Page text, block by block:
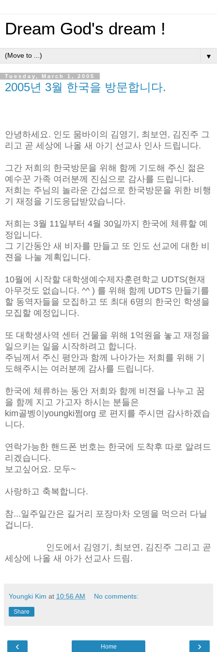
Dream God's dream !
▼
Tuesday, March 1, 2005
2005년 3월 한국을 방문합니다.
안녕하세요. 인도 뭄바이의 김영기, 최보연, 김진주 그
리고 곧 세상에 나올 새 아기 선교사 인사 드립니다.
그간 저희의 한국방문을 위해 함께 기도해 주신 젊은
예수꾼 가족 여러분께 진심으로 감사를 드립니다.
저희는 주님의 놀라운 간섭으로 한국방문을 위한 비행
기 재정을 기도응답받았습니다.
저희는 3월 11일부터 4월 30일까지 한국에 체류할 예
정입니다.
그 기간동안 새 비자를 만들고 또 인도 선교에 대한 비
젼을 나눌 계획입니다.
10월에 시작할 대학생예수제자훈련학교 UDTS(현재
아무것도 없습니다. ^^ ) 를 위해 함께 UDTS 만들기를
할 동역자들을 모집하고 또 최대 6명의 한국인 학생을
모집할 예정입니다.
또 대학생사역 센터 건물을 위해 1억원을 놓고 재정을
일으키는 일을 시작하려고 합니다.
주님께서 주신 평안과 함께 나아가는 저희를 위해 기
도해주시는 여러분께 감사를 드립니다.
한국에 체류하는 동안 저희와 함께 비젼을 나누고 꿈
을 함께 지고 가고자 하시는 분들은
kim골벵이youngki쩜org 로 편지를 주시면 감사하겠습
니다.
연락가능한 핸드폰 번호는 한국에 도착후 따로 알려드
리겠습니다.
보고싶어요. 모두~
사랑하고 축복합니다.
참...일주일간은 길거리 포장마차 오뎅을 먹으러 다닐
겁니다.
인도에서 김영기, 최보연, 김진주 그리고 곧
세상에 나올 새 아가 선교사 드림.
Youngki Kim at 10:56 AM No comments:
Share
‹ ›
Home